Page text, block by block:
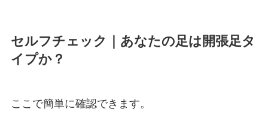
セルフチェック｜あなたの足は開張足タ
イプか？
ここで簡単に確認できます。